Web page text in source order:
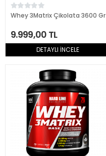
Whey 3Matrix Çikolata 3600 Gr
9.999,00 TL
DETAYLI İNCELE